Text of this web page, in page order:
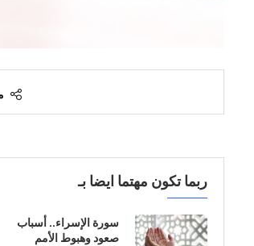
ربما تكون مهتما ايضا بـ
سورة الإسراء.. أسباب
صعود وهبوط الأمم